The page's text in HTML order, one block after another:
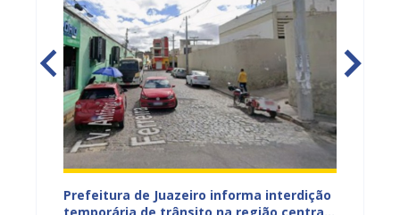
Prefeitura de Juazeiro informa interdição